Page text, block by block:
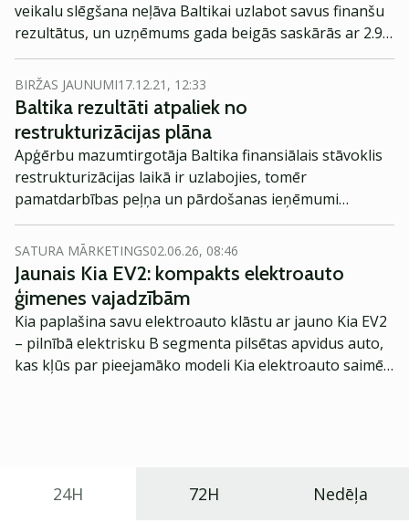
veikalu slēgšana neļāva Baltikai uzlabot savus finanšu
rezultātus, un uzņēmums gada beigās saskārās ar 2.9
milj. eiro lieliem zaudējumiem, kas ir vairāk nekā gadu
iepriekš.
BIRŽAS JAUNUMI17.12.21, 12:33
Baltika rezultāti atpaliek no
restrukturizācijas plāna
Apģērbu mazumtirgotāja Baltika finansiālais stāvoklis
restrukturizācijas laikā ir uzlabojies, tomēr
pamatdarbības peļņa un pārdošanas ieņēmumi
joprojām atpaliek no restrukturizācijas plāna par
vairākiem miljoniem EUR. Uzņēmums sola, ka
investīcijas zīmolā tuvākajā laikā atmaksāsies.
SATURA MĀRKETINGS02.06.26, 08:46
Jaunais Kia EV2: kompakts elektroauto
ģimenes vajadzībām
Kia paplašina savu elektroauto klāstu ar jauno Kia EV2
– pilnībā elektrisku B segmenta pilsētas apvidus auto,
kas kļūs par pieejamāko modeli Kia elektroauto saimē
24H 72H Nedēļa